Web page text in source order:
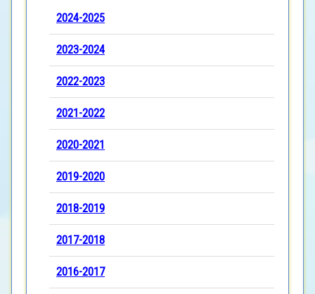
2024-2025
2023-2024
2022-2023
2021-2022
2020-2021
2019-2020
2018-2019
2017-2018
2016-2017